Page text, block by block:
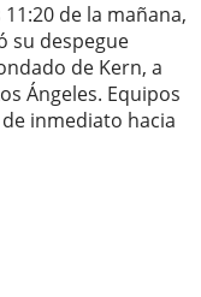
de la mañana,
su despegue
de Kern, a
Ángeles. Equipos
inmediato hacia